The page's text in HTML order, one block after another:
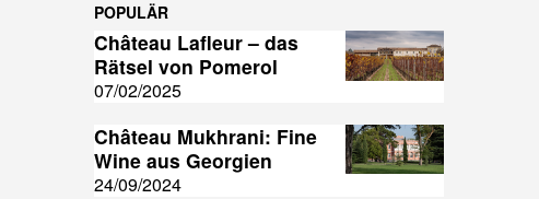
POPULÄR
Château Lafleur – das
Rätsel von Pomerol
07/02/2025
Château Mukhrani: Fine
Wine aus Georgien
24/09/2024